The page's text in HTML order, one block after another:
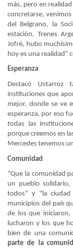
más, pero en
concretarse,
del Belgrano, la
estación, Trenes
Jofré, hubo
hoy es una realidad"
Esperanza
Destacó
instituciones que
mejor, donde se ve
esperanza, por eso
todas las
porque creemos en
Mercedes tenemos
Comunidad
"Que la comunidad
un pueblo
todos" y "la ciudad
municipios del país
de los que
lucharon y los que
bien de una
parte de la